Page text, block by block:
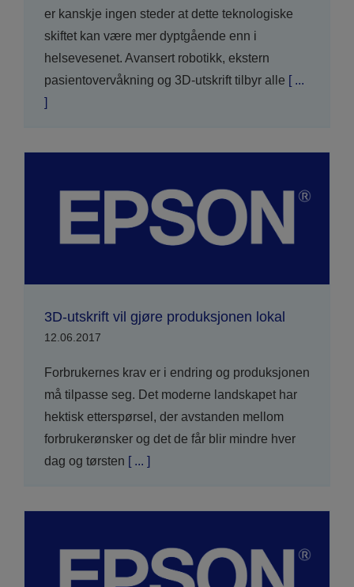
er kanskje ingen steder at dette teknologiske
skiftet kan være mer dyptgående enn i
helsevesenet. Avansert robotikk, ekstern
pasientovervåkning og 3D-utskrift tilbyr alle [ ...
]
3D-utskrift vil gjøre produksjonen lokal
12.06.2017
Forbrukernes krav er i endring og produksjonen
må tilpasse seg. Det moderne landskapet har
hektisk etterspørsel, der avstanden mellom
forbrukerønsker og det de får blir mindre hver
dag og tørsten [ ... ]